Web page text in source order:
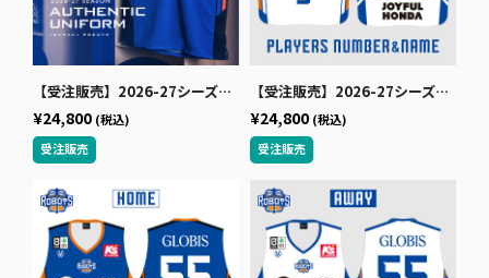
【受注販売】2026-27シーズンオーセンティックユニフォーム（ホーム/ブルー）
¥24,800 (税込)
【受注販売】2026-27シーズンオーセンティックユニフォーム（アウェー/ホワイト）
¥24,800 (税込)